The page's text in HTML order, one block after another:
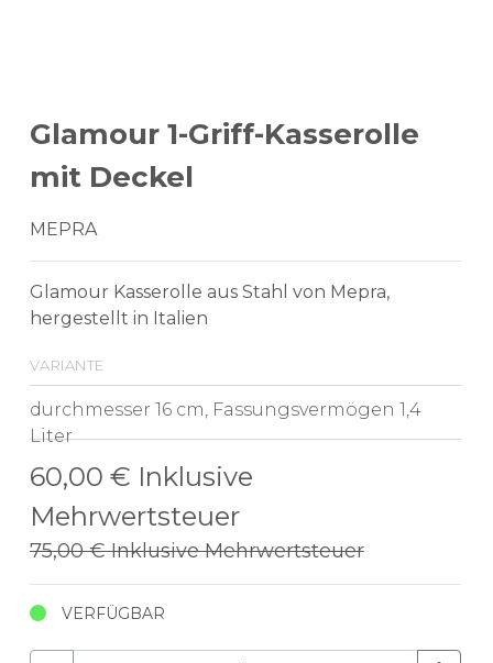
Glamour 1-Griff-Kasserolle
mit Deckel
MEPRA
Glamour Kasserolle aus Stahl von Mepra,
hergestellt in Italien
variante
durchmesser 16 cm, Fassungsvermögen 1,4
Liter
60,00 € Inklusive
Mehrwertsteuer
75,00 €Inklusive Mehrwertsteuer
VERFÜGBAR